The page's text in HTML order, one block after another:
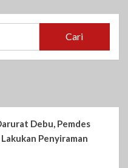
Cari
Debu, Pemdes
Penyiraman